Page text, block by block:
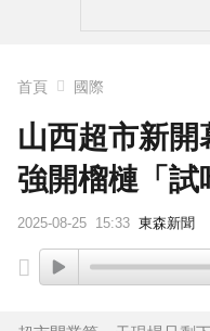
首頁 國際
山西超市新
強開榴槤「試
2025-08-25 15:33 東森新聞